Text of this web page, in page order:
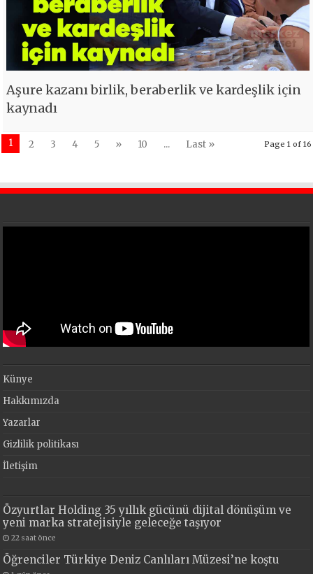
Aşure kazanı birlik, beraberlik ve kardeşlik için
kaynadı
Page 1 of 16
1 2 3 4 5 » 10 ... Last »
Künye
Hakkımızda
Yazarlar
Gizlilik politikası
İletişim
Özyurtlar Holding 35 yıllık gücünü dijital dönüşüm ve
yeni marka stratejisiyle geleceğe taşıyor
22 saat önce
Öğrenciler Türkiye Deniz Canlıları Müzesi’ne koştu